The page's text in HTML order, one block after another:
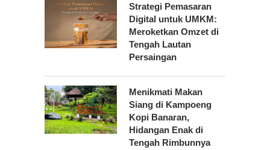
Strategi Pemasaran
Digital untuk UMKM:
Meroketkan Omzet di
Tengah Lautan
Persaingan
Menikmati Makan
Siang di Kampoeng
Kopi Banaran,
Hidangan Enak di
Tengah Rimbunnya